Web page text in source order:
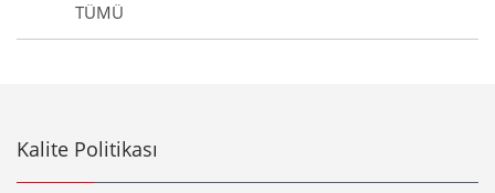
TÜMÜ
Kalite Politikası